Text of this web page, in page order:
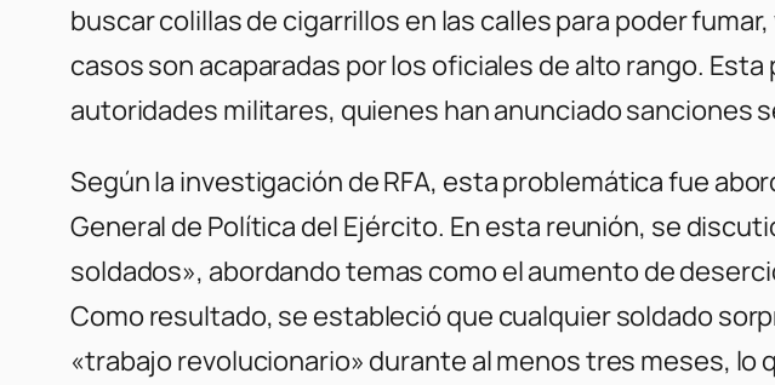
buscar colillas de cigarrillos en las calles para poder
casos son acaparadas por los oficiales de alto rango.
autoridades militares, quienes han anunciado sanciones
Según la investigación deRFA, esta problemática fue
General de Política del Ejército. En esta reunión, se
soldados», abordando temas como el aumento de
Como resultado, se estableció que cualquier soldado
«trabajo revolucionario» durante al menos tres meses, lo